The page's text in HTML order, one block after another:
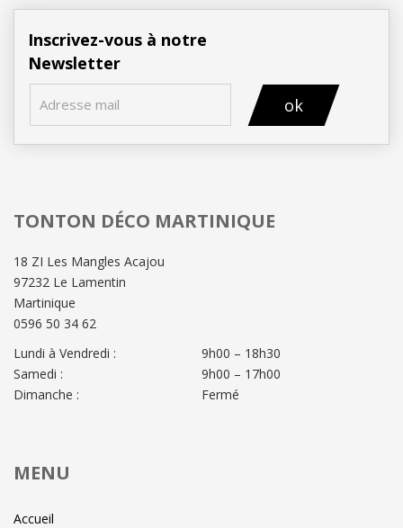
Inscrivez-vous à notre
Newsletter
ok
TONTON DÉCO MARTINIQUE
18 ZI Les Mangles Acajou
97232 Le Lamentin
Martinique
0596 50 34 62
Lundi à Vendredi :
Samedi :
Dimanche :
9h00 – 18h30
9h00 – 17h00
Fermé
MENU
Accueil